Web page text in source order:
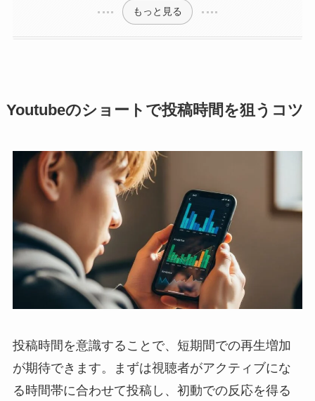
もっと見る
Youtubeのショートで投稿時間を狙うコツ
投稿時間を意識することで、短期間での再生増加
が期待できます。まずは視聴者がアクティブにな
る時間帯に合わせて投稿し、初動での反応を得る